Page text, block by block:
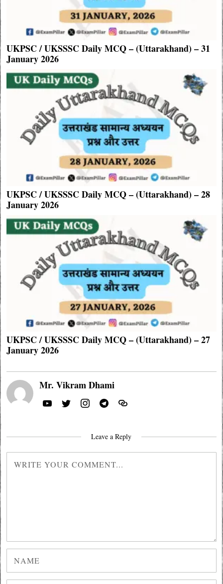
UKPSC / UKSSSC Daily MCQ – (Uttarakhand) – 31
January 2026
UKPSC / UKSSSC Daily MCQ – (Uttarakhand) – 28
January 2026
UKPSC / UKSSSC Daily MCQ – (Uttarakhand) – 27
January 2026
Mr. Vikram Dhami
Leave a Reply